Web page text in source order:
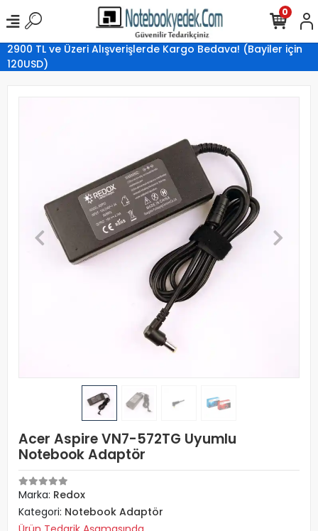
2900 TL ve Üzeri Alışverişlerde Kargo Bedava! (Bayiler için
120USD)
0
Acer Aspire VN7-572TG Uyumlu
Notebook Adaptör
Marka: Redox
Kategori: Notebook Adaptör